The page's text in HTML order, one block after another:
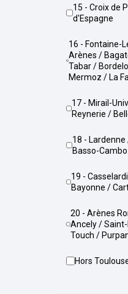
15 - Croix de Pierre / Route
d'Espagne
16 - Fontaine-Lestang /
Arènes /
Tabar /
Mermoz / La
17 - Mirail-Université /
Reynerie /
18 - Lardenne / Pradettes /
Basso-Cambo
19 - Casselardit / Fontaine-
Bayonne /
20 - Arènes Romaines /
Ancely /
Touch /
Hors